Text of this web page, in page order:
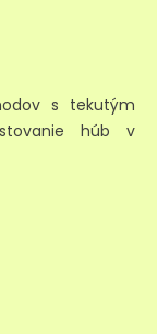
s tekutým
húb v